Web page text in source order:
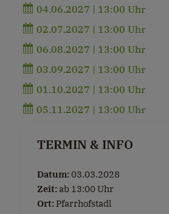
04.06.2027 | 13:00 Uhr
02.07.2027 | 13:00 Uhr
06.08.2027 | 13:00 Uhr
03.09.2027 | 13:00 Uhr
01.10.2027 | 13:00 Uhr
05.11.2027 | 13:00 Uhr
TERMIN & INFO
Datum:03.03.2028
Zeit: ab 13:00 Uhr
Ort: Pfarrhofstadl